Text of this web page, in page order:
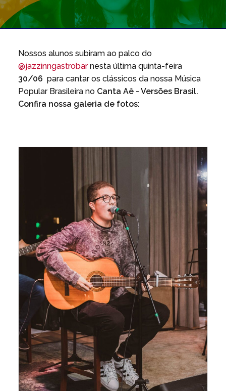
Nossos alunos subiram ao palco do
@jazzinngastrobarnesta última quinta-feira
30/06 para cantar os clássicos da nossa Música
Popular Brasileira no Canta Aê - Versões Brasil.
Confira nossa galeria de fotos: